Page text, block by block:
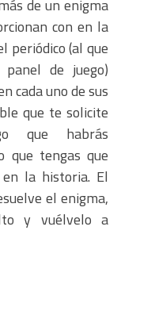
de un enigma
con en la
periódico (al que
panel de juego)
cada uno de sus
que te solicite
que habrás
que tengas que
la historia. El
el enigma,
y vuélvelo a